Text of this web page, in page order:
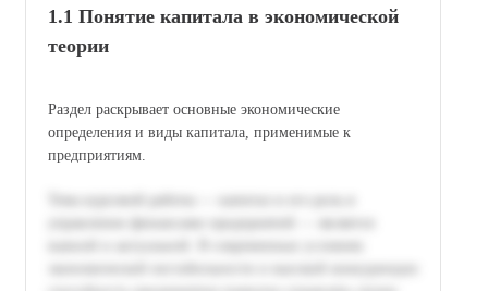
1.1 Понятие капитала в экономической
теории
Раздел раскрывает основные экономические
определения и виды капитала, применимые к
предприятиям.